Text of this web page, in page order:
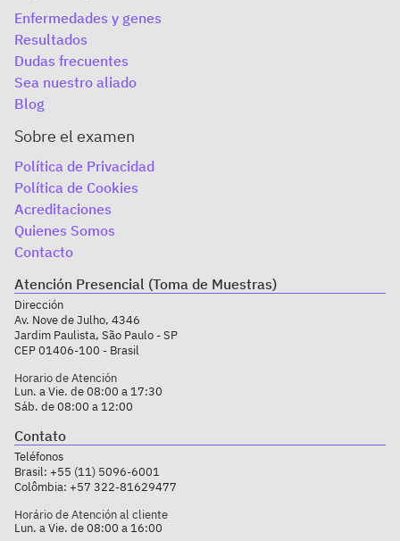
Enfermedades y genes
Resultados
Dudas frecuentes
Sea nuestro aliado
Blog
Sobre el examen
Política de Privacidad
Política de Cookies
Acreditaciones
Quienes Somos
Contacto
Atención Presencial (Toma de Muestras)
Dirección
Av. Nove de Julho, 4346
Jardim Paulista, São Paulo - SP
CEP 01406-100 - Brasil
Horario de Atención
Lun. a Vie. de 08:00 a 17:30
Sáb. de 08:00 a 12:00
Horário de Atención al cliente
Lun. a Vie. de 08:00 a 16:00
Contato
Teléfonos
Brasil: +55 (11) 5096-6001
Colômbia: +57 322-81629477